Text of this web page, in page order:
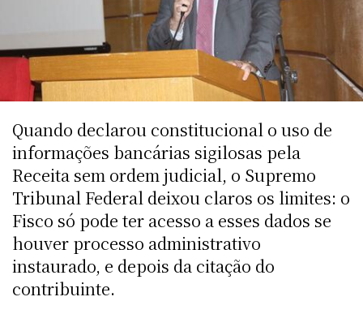
Quando declarou constitucional o uso de
informações bancárias sigilosas pela
Receita sem ordem judicial, o Supremo
Tribunal Federal deixou claros os limites: o
Fisco só pode ter acesso a esses dados se
houver processo administrativo
instaurado, e depois da citação do
contribuinte.